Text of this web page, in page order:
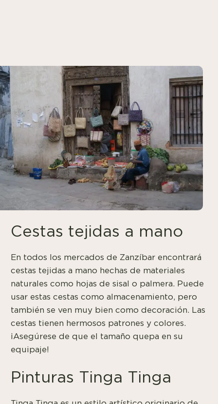
Cestas tejidas a mano
En todos los mercados de Zanzíbar encontrará
cestas tejidas a mano hechas de materiales
naturales como hojas de sisal o palmera. Puede
usar estas cestas como almacenamiento, pero
también se ven muy bien como decoración. Las
cestas tienen hermosos patrones y colores.
¡Asegúrese de que el tamaño quepa en su
equipaje!
Pinturas Tinga Tinga